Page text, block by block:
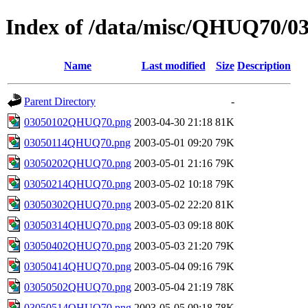
Index of /data/misc/QHUQ70/
Name Last modified Size Description
Parent Directory
-
03050102QHUQ70.png 2003-04-30 21:18 81K
03050114QHUQ70.png 2003-05-01 09:20 79K
03050202QHUQ70.png 2003-05-01 21:16 79K
03050214QHUQ70.png 2003-05-02 10:18 79K
03050302QHUQ70.png 2003-05-02 22:20 81K
03050314QHUQ70.png 2003-05-03 09:18 80K
03050402QHUQ70.png 2003-05-03 21:20 79K
03050414QHUQ70.png 2003-05-04 09:16 79K
03050502QHUQ70.png 2003-05-04 21:19 78K